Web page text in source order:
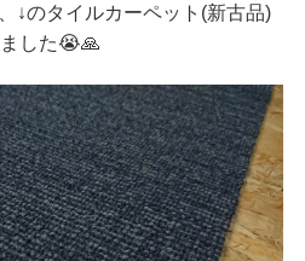
↓のタイルカーペット(新古品)
した😭🙏